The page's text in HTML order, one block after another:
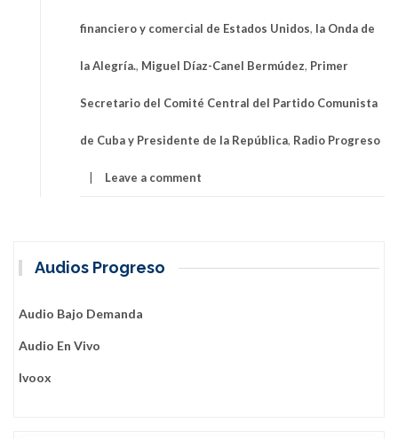
financiero y comercial de Estados Unidos, la Onda de
la Alegría., Miguel Díaz-Canel Bermúdez, Primer
Secretario del Comité Central del Partido Comunista
de Cuba y Presidente de la República, Radio Progreso
Leave a comment
Audios Progreso
Audio Bajo Demanda
Audio En Vivo
Ivoox